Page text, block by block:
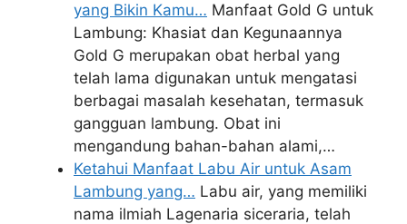
yang Bikin Kamu… Manfaat Gold G untuk
Lambung: Khasiat dan Kegunaannya
Gold G merupakan obat herbal yang
telah lama digunakan untuk mengatasi
berbagai masalah kesehatan, termasuk
gangguan lambung. Obat ini
mengandung bahan-bahan alami,…
Ketahui Manfaat Labu Air untuk Asam
Lambung yang… Labu air, yang memiliki
nama ilmiah Lagenaria siceraria, telah